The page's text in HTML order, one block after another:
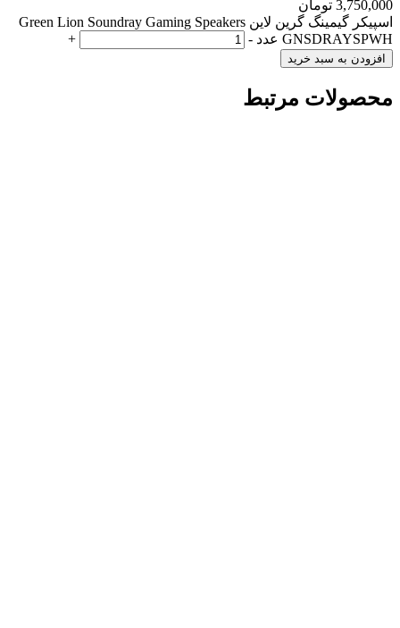
3,750,000 تومان
اسپیکر گیمینگ گرین لاین Green Lion Soundray Gaming Speakers
GNSDRAYSPWH عدد
-
+
افزودن به سبد خرید
محصولات مرتبط